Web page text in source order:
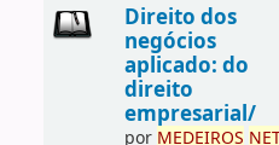
Direito dos
negócios
aplicado: do
direito
empresarial/
por MEDEIROS